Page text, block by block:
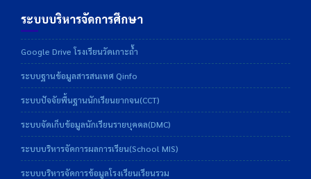
ระบบบริหารจัดการศึกษา
Google Drive โรงเรียนวัดเกาะถ้ำ
ระบบฐานข้อมูลสารสนเทศ Qinfo
ระบบปัจจัยพื้นฐานนักเรียนยากจน(CCT)
ระบบจัดเก็บข้อมูลนักเรียนรายบุคคล(DMC)
ระบบบริหารจัดการผลการเรียน(School MIS)
ระบบบริหารจัดการข้อมูลโรงเรียนเรียนรวม